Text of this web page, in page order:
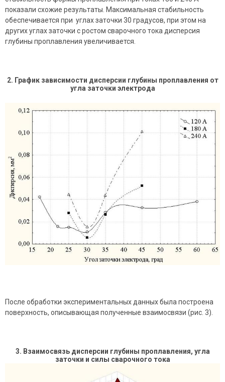
показали схожие результаты. Максимальная стабильность
обеспечивается при углах заточки 30 градусов, при этом на
других углах заточки с ростом сварочного тока дисперсия
глубины проплавления увеличивается.
2. График зависимости дисперсии глубины проплавления от
угла заточки электрода
После обработки экспериментальных данных была построена
поверхность, описывающая полученные взаимосвязи (рис. 3).
3. Взаимосвязь дисперсии глубины проплавления, угла
заточки и силы сварочного тока